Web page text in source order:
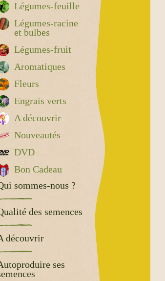
Légumes-feuille
Légumes-racine
et bulbes
Légumes-fruit
Aromatiques
Fleurs
Engrais verts
A découvrir
Nouveautés
DVD
Bon Cadeau
sommes-nous ?
des semences
découvrir
ses